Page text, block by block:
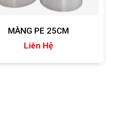
MÀNG PE 25CM
Liên Hệ